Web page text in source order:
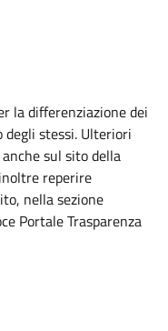
la differenziazione dei
stessi. Ulteriori
sul sito della
inoltre reperire
nella sezione
Portale Trasparenza